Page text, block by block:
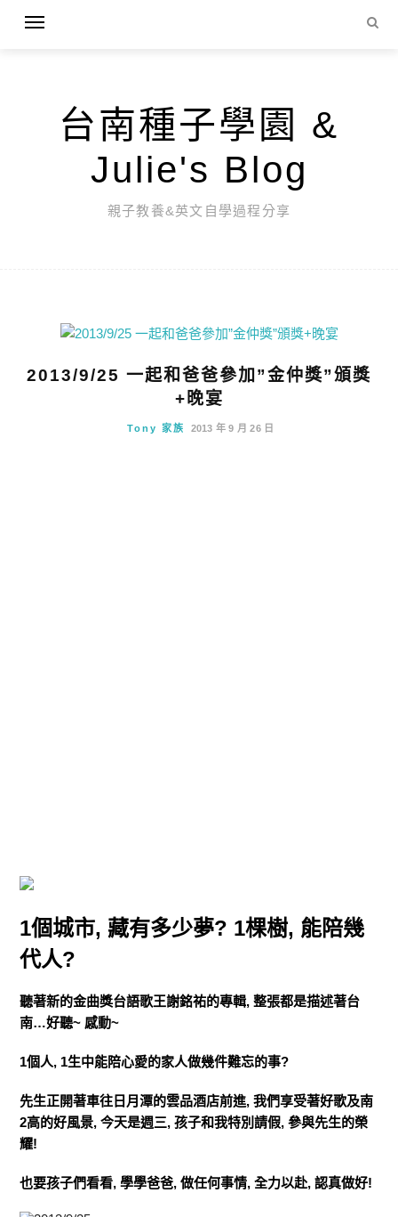
台南種子學園 &
Julie's Blog
親子教養&英文自學過程分享
2013/9/25 一起和爸爸參加”金仲獎”頒獎
+晚宴
Tony 家族 2013 年 9 月 26 日
1個城市, 藏有多少夢? 1棵樹, 能陪幾
代人?
聽著新的金曲獎台語歌王謝銘祐的專輯, 整張都是描述著台
南…好聽~ 感動~
1個人, 1生中能陪心愛的家人做幾件難忘的事?
先生正開著車往日月潭的雲品酒店前進, 我們享受著好歌及南
2高的好風景, 今天是週三, 孩子和我特別請假, 參與先生的榮
耀!
也要孩子們看看, 學學爸爸, 做任何事情, 全力以赴, 認真做好!